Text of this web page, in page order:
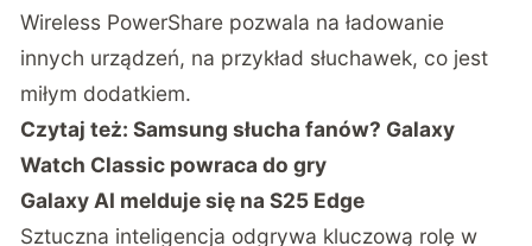
Wireless PowerShare pozwala na ładowanie
innych urządzeń, na przykład słuchawek, co jest
miłym dodatkiem.
Czytaj też:Samsung słucha fanów? Galaxy
Watch Classic powraca do gry
Galaxy AI melduje się na S25 Edge
Sztuczna inteligencja odgrywa kluczową rolę w